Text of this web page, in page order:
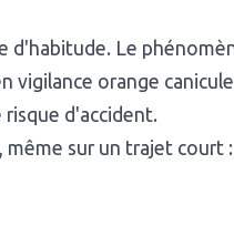
d'habitude. Le
vigilance orange
d'accident.
même sur un trajet court :